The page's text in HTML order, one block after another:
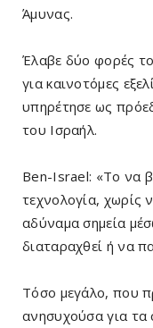
Άμυνας.
Έλαβε δύο φορές
για καινοτόμες
υπηρέτησε ως
του Ισραήλ.
Ben-Israel: «Το να
τεχνολογία, χωρίς
αδύναμα σημεία
διαταραχθεί ή να
Τόσο μεγάλο, που
ανησυχούσα για τα